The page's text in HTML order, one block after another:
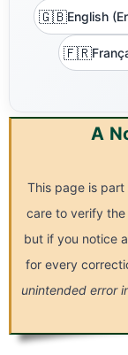
🇬🇧English
🇫🇷
A
This page is part
care to verify
but if you notice
for every
unintended error